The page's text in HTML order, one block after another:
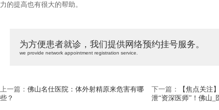
力的提高也有很大的帮助。
为方便患者就诊，我们提供网络预约挂号服务。
we provide network appointment registration service.
上一篇： 佛山名仕医院：体外射精原来危害有哪
些？
下一篇：
【焦点关注
泄“资深医师”！佛山_